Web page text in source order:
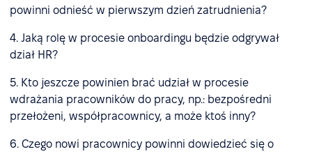
powinni odnieść w pierwszym dzień zatrudnienia?
4. Jaką rolę w procesie onboardingu będzie odgrywał
dział HR?
5. Kto jeszcze powinien brać udział w procesie
wdrażania pracowników do pracy, np.: bezpośredni
przełożeni, współpracownicy, a może ktoś inny?
6. Czego nowi pracownicy powinni dowiedzieć się o